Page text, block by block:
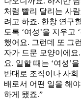
처럼 빨리 달리는 사
려고 하죠. 한창 연구
도록 ‘여성’을 지우고
했어요. 그런데 또 그
자가 드문 모양이에
요. 일할 때는 ‘여성’
반대로 조직이나 사
배로서 어떤 일을 해
하게 됐죠.”